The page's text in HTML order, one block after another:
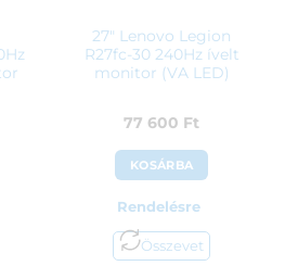
27″ Lenovo Legion
R27fc-30 240Hz ívelt
monitor (VA LED)
77 600 Ft
KOSÁRBA
Rendelésre
Összevet